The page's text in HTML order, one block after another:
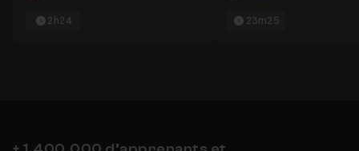
2h24 23m25